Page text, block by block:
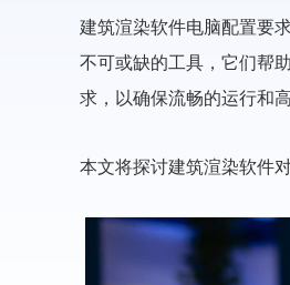
建筑渲染软件电脑配置要
不可或缺的工具，它们帮
求，以确保流畅的运行和高
本文将探讨建筑渲染软件